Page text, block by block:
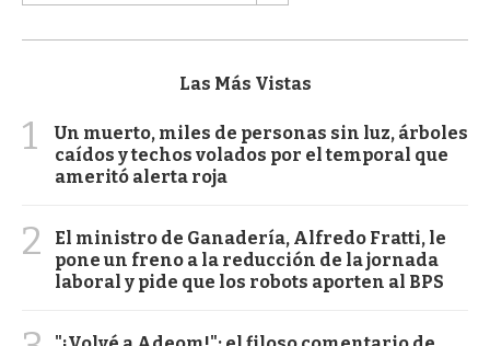
Las Más Vistas
1
Un muerto, miles de personas sin luz, árboles
caídos y techos volados por el temporal que
ameritó alerta roja
2
El ministro de Ganadería, Alfredo Fratti, le
pone un freno a la reducción de la jornada
laboral y pide que los robots aporten al BPS